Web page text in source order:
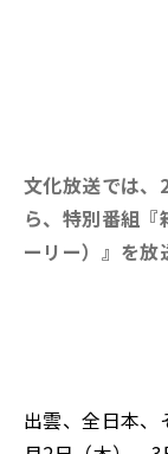
文化放送では
ら、特別番組
ーリー）』を放
出雲、全日本、